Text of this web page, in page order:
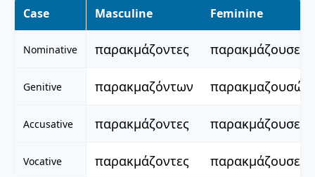
Case Masculine Feminine
Nominative παρακμάζοντες παρακμάζουσες
Genitive παρακμαζόντων παρακμαζουσών
Accusative παρακμάζοντες παρακμάζουσες
Vocative παρακμάζοντες παρακμάζουσες